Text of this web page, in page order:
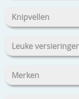
Knipvellen
Leuke
Merken